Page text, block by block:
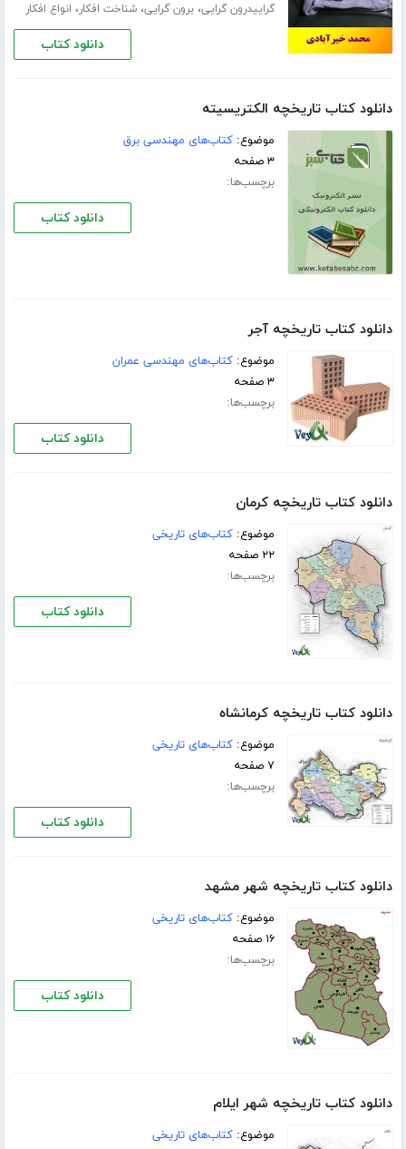
گراییدرون گرایی،برون گرایی،شناخت افکار، انواع افکار
دانلود کتاب
دانلود کتاب تاریخچه الکتریسیته
موضوع:کتاب‌های مهندسی برق
۳ صفحه
برچسب‌ها:
دانلود کتاب
دانلود کتاب تاریخچه آجر
موضوع:کتاب‌های مهندسی عمران
۳ صفحه
برچسب‌ها:
دانلود کتاب
دانلود کتاب تاریخچه کرمان
موضوع:کتاب‌های تاریخی
۲۲ صفحه
برچسب‌ها:
دانلود کتاب
دانلود کتاب تاریخچه کرمانشاه
موضوع:کتاب‌های تاریخی
۷ صفحه
برچسب‌ها:
دانلود کتاب
دانلود کتاب تاریخچه شهر مشهد
موضوع:کتاب‌های تاریخی
۱۶ صفحه
برچسب‌ها:
دانلود کتاب
دانلود کتاب تاریخچه شهر ایلام
موضوع:کتاب‌های تاریخی